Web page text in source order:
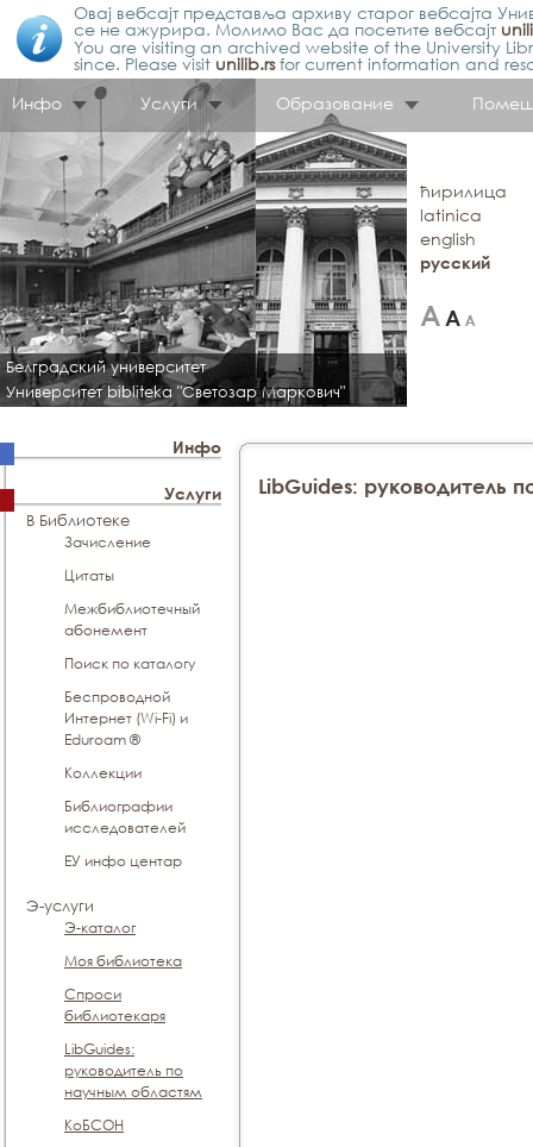
Овај вебсајт представља архиву старог вебсајта
се не ажурира. Молимо Вас да посетите вебсајт
You are visiting an archived website of the University
since. Please visit unilib.rsfor current information and
Инфо
Услуги Образование
Белградский университет
Университет bibliteka "Светозар Маркович"
ћирилица
latinica
english
русский
Инфо
Услуги
В Библиотеке
Зачисление
Цитаты
Межбиблиотечный
абонемент
Поиск по каталогу
Беспроводной
Интернет (Wi-Fi) и
Eduroam ®
Коллекции
Библиографии
исследователей
ЕУ инфо центар
Э-услуги
Э-каталог
Моя библиотека
Спроси
библиотекаря
LibGuides:
руководитель по
научным областям
КоБСОН
LibGuides: руководитель